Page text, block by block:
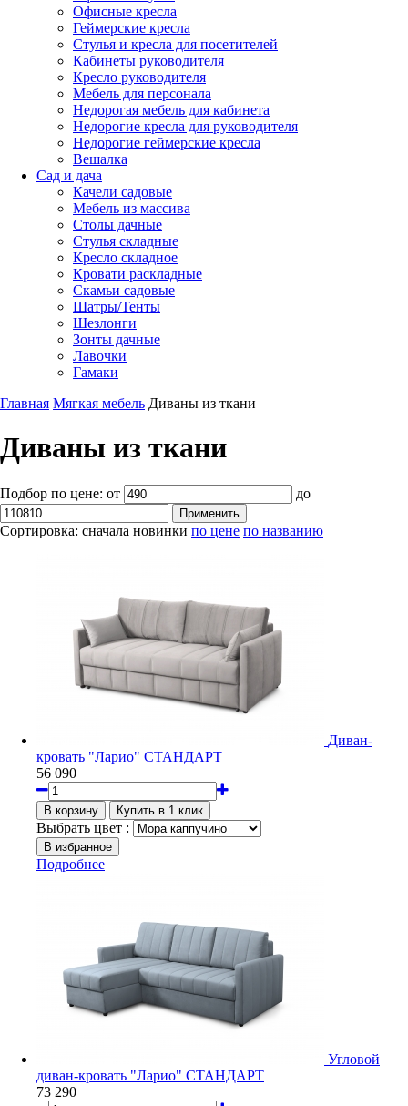
Офисные кресла
Геймерские кресла
Стулья и кресла для посетителей
Кабинеты руководителя
Кресло руководителя
Мебель для персонала
Недорогая мебель для кабинета
Недорогие кресла для руководителя
Недорогие геймерские кресла
Вешалка
Сад и дача
Качели садовые
Мебель из массива
Столы дачные
Стулья складные
Кресло складное
Кровати раскладные
Скамьи садовые
Шатры/Тенты
Шезлонги
Зонты дачные
Лавочки
Гамаки
Главная Мягкая мебель Диваны из ткани
Диваны из ткани
Подбор по цене: от до
Сортировка: сначала новинки по цене по названию
Диван-
кровать "Ларио" СТАНДАРТ
56 090
Выбрать цвет :
Подробнее
Угловой
диван-кровать "Ларио" СТАНДАРТ
73 290